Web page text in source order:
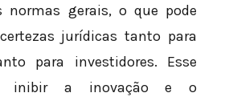
normas gerais, o que pode
jurídicas tanto para
para investidores. Esse
inibir a inovação e o